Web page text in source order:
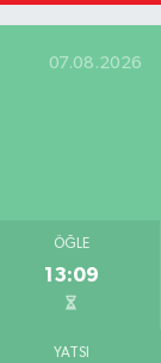
07.08.2026
ÖĞLE
13:09
YATSI